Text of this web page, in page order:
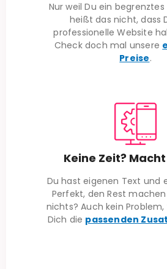
Nur weil Du ein
heißt das nicht, dass
professionelle Website
Check doch mal unsere
Preise.
Keine Zeit?
Du hast eigenen Text und
Perfekt, den Rest
nichts? Auch kein
Dich die passenden